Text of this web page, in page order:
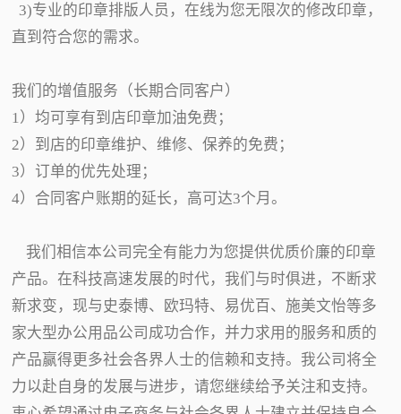
3)专业的印章排版人员，在线为您无限次的修改印章，
直到符合您的需求。
我们的增值服务（长期合同客户）
1）均可享有到店印章加油免费；
2）到店的印章维护、维修、保养的免费；
3）订单的优先处理；
4）合同客户账期的延长，高可达3个月。
我们相信本公司完全有能力为您提供优质价廉的印章
产品。在科技高速发展的时代，我们与时俱进，不断求
新求变，现与史泰博、欧玛特、易优百、施美文怡等多
家大型办公用品公司成功合作，并力求用的服务和质的
产品赢得更多社会各界人士的信赖和支持。我公司将全
力以赴自身的发展与进步，请您继续给予关注和支持。